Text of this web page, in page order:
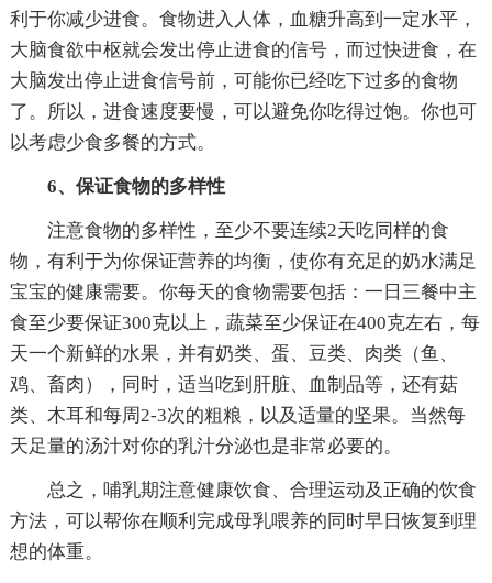
利于你减少进食。食物进入人体，血糖升高到一定水平，
大脑食欲中枢就会发出停止进食的信号，而过快进食，在
大脑发出停止进食信号前，可能你已经吃下过多的食物
了。所以，进食速度要慢，可以避免你吃得过饱。你也可
以考虑少食多餐的方式。
6、保证食物的多样性
注意食物的多样性，至少不要连续2天吃同样的食
物，有利于为你保证营养的均衡，使你有充足的奶水满足
宝宝的健康需要。你每天的食物需要包括：一日三餐中主
食至少要保证300克以上，蔬菜至少保证在400克左右，每
天一个新鲜的水果，并有奶类、蛋、豆类、肉类（鱼、
鸡、畜肉），同时，适当吃到肝脏、血制品等，还有菇
类、木耳和每周2-3次的粗粮，以及适量的坚果。当然每
天足量的汤汁对你的乳汁分泌也是非常必要的。
总之，哺乳期注意健康饮食、合理运动及正确的饮食
方法，可以帮你在顺利完成母乳喂养的同时早日恢复到理
想的体重。